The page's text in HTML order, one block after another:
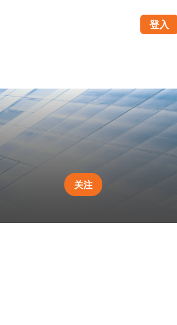
登入
关注